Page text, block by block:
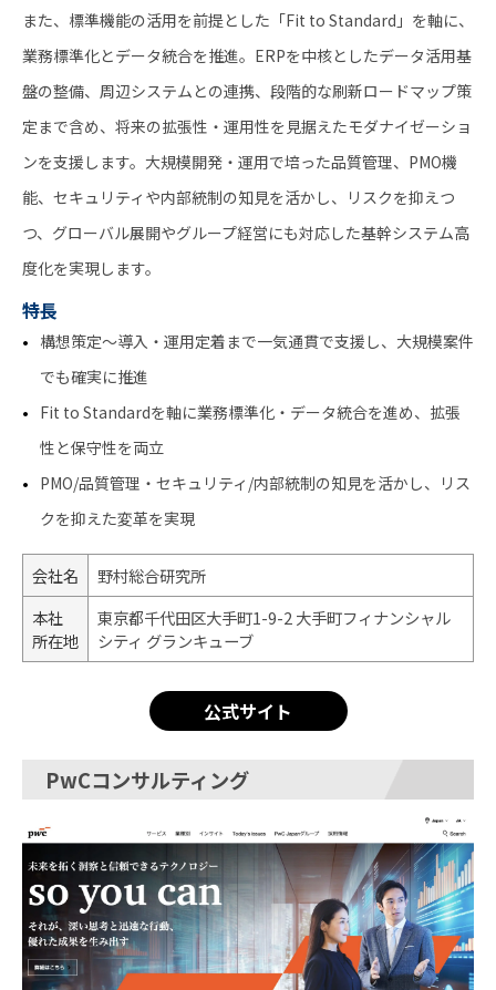
また、標準機能の活用を前提とした「Fit to Standard」を軸に、
業務標準化とデータ統合を推進。ERPを中核としたデータ活用基
盤の整備、周辺システムとの連携、段階的な刷新ロードマップ策
定まで含め、将来の拡張性・運用性を見据えたモダナイゼーショ
ンを支援します。大規模開発・運用で培った品質管理、PMO機
能、セキュリティや内部統制の知見を活かし、リスクを抑えつ
つ、グローバル展開やグループ経営にも対応した基幹システム高
度化を実現します。
特長
構想策定〜導入・運用定着まで一気通貫で支援し、大規模案件
でも確実に推進
Fit to Standardを軸に業務標準化・データ統合を進め、拡張
性と保守性を両立
PMO/品質管理・セキュリティ/内部統制の知見を活かし、リス
クを抑えた変革を実現
会社名
野村総合研究所
本社
所在地
東京都千代田区大手町1-9-2 大手町フィナンシャル
シティ グランキューブ
公式サイト
PwCコンサルティング